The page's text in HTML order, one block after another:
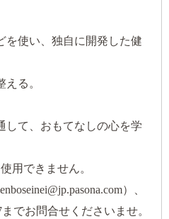
を使い、独自に開発した健
る。
して、おもてなしの心を学
用できません。
）、
でお問合せくださいませ。